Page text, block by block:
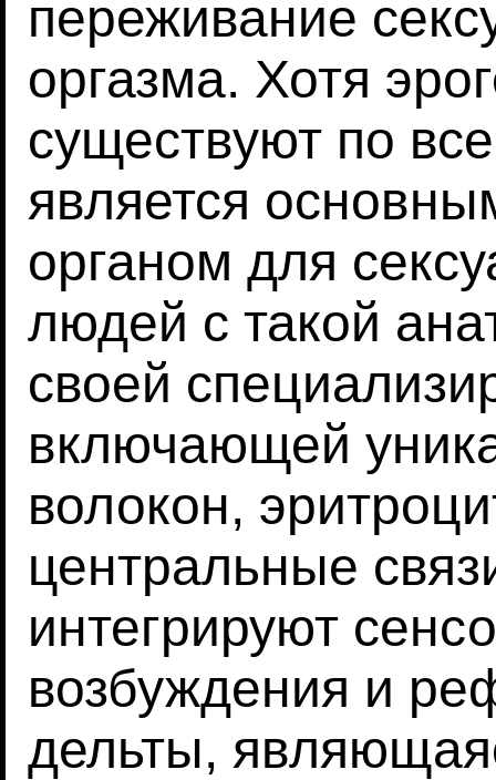
переживание
оргазма. Хотя
существуют по
является
органом для
людей с такой
своей
включающей
волокон,
центральные
интегрируют
возбуждения и
дельты,